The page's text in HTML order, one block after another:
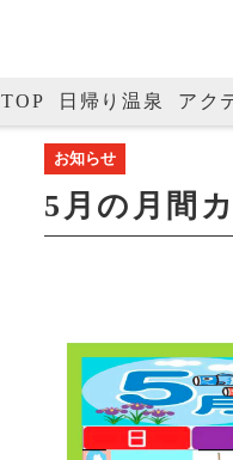
TOP 日帰り温泉 アク
お知らせ
5月の月間